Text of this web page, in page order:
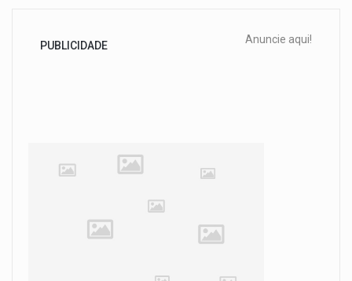
PUBLICIDADE Anuncie aqui!